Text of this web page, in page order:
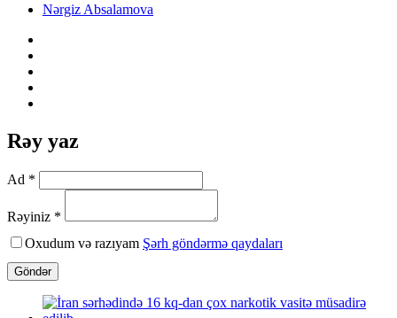
Nərgiz Absalamova
Rəy yaz
Ad *
Rəyiniz *
Oxudum və razıyam Şərh göndərmə qaydaları
Göndər